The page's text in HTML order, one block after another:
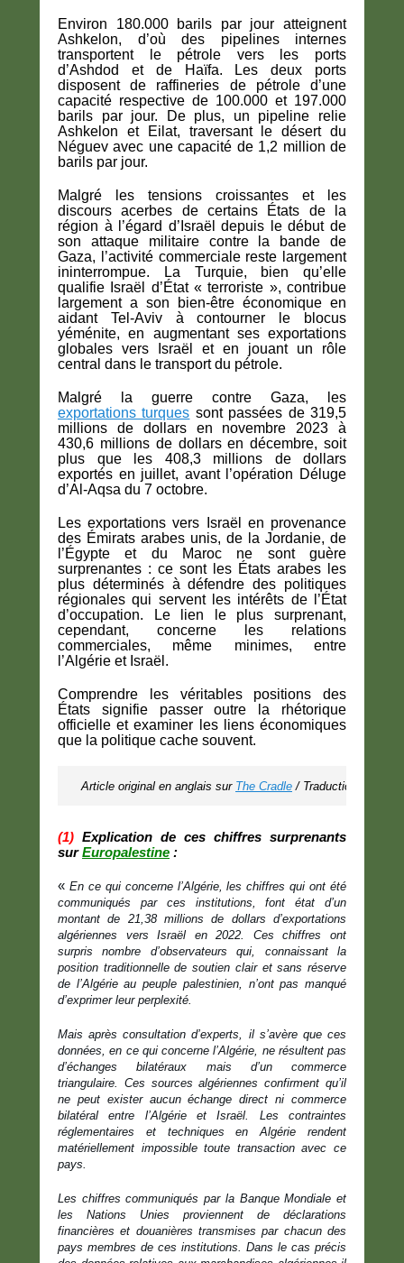
Environ 180.000 barils par jour atteignent
Ashkelon, d’où des pipelines internes
transportent le pétrole vers les ports
d’Ashdod et de Haïfa. Les deux ports
disposent de raffineries de pétrole d’une
capacité respective de 100.000 et 197.000
barils par jour. De plus, un pipeline relie
Ashkelon et Eilat, traversant le désert du
Néguev avec une capacité de 1,2 million de
barils par jour.
Malgré les tensions croissantes et les
discours acerbes de certains États de la
région à l’égard d’Israël depuis le début de
son attaque militaire contre la bande de
Gaza, l’activité commerciale reste largement
ininterrompue. La Turquie, bien qu’elle
qualifie Israël d’État « terroriste », contribue
largement a son bien-être économique en
aidant Tel-Aviv à contourner le blocus
yéménite, en augmentant ses exportations
globales vers Israël et en jouant un rôle
central dans le transport du pétrole.
Malgré la guerre contre Gaza, les
exportations turques sont passées de 319,5
millions de dollars en novembre 2023 à
430,6 millions de dollars en décembre, soit
plus que les 408,3 millions de dollars
exportés en juillet, avant l’opération Déluge
d’Al-Aqsa du 7 octobre.
Les exportations vers Israël en provenance
des Émirats arabes unis, de la Jordanie, de
l’Égypte et du Maroc ne sont guère
surprenantes : ce sont les États arabes les
plus déterminés à défendre des politiques
régionales qui servent les intérêts de l’État
d’occupation. Le lien le plus surprenant,
cependant, concerne les relations
commerciales, même minimes, entre
l’Algérie et Israël.
Comprendre les véritables positions des
États signifie passer outre la rhétorique
officielle et examiner les liens économiques
que la politique cache souvent.
Article original en anglais sur The Cradle / Traduction MR
(1) Explication de ces chiffres surprenants
surEuropalestine :
« En ce qui concerne l’Algérie, les chiffres qui ont été
communiqués par ces institutions, font état d’un
montant de 21,38 millions de dollars d’exportations
algériennes vers Israël en 2022. Ces chiffres ont
surpris nombre d’observateurs qui, connaissant la
position traditionnelle de soutien clair et sans réserve
de l’Algérie au peuple palestinien, n’ont pas manqué
d’exprimer leur perplexité.
Mais après consultation d’experts, il s’avère que ces
données, en ce qui concerne l’Algérie, ne résultent pas
d’échanges bilatéraux mais d’un commerce
triangulaire. Ces sources algériennes confirment qu’il
ne peut exister aucun échange direct ni commerce
bilatéral entre l’Algérie et Israël. Les contraintes
réglementaires et techniques en Algérie rendent
matériellement impossible toute transaction avec ce
pays.
Les chiffres communiqués par la Banque Mondiale et
les Nations Unies proviennent de déclarations
financières et douanières transmises par chacun des
pays membres de ces institutions. Dans le cas précis